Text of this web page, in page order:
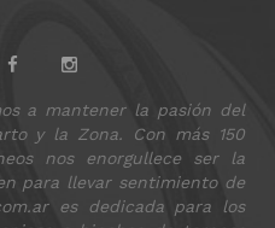
a mantener la pasión del
y la Zona. Con más 150
nos enorgullece ser la
para llevar sentimiento de
es dedicada para los